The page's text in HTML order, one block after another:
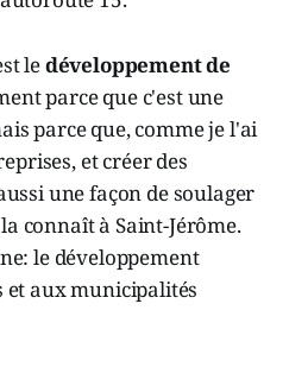
ledéveloppement de
parce que c'est une
parce que, comme je l'ai
et créer des
une façon de soulager
connaît à Saint-Jérôme.
le développement
aux municipalités